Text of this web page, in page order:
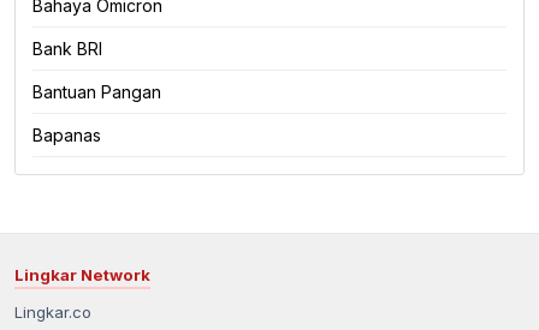
Bahaya Omicron
Bank BRI
Bantuan Pangan
Bapanas
Lingkar Network
Lingkar.co